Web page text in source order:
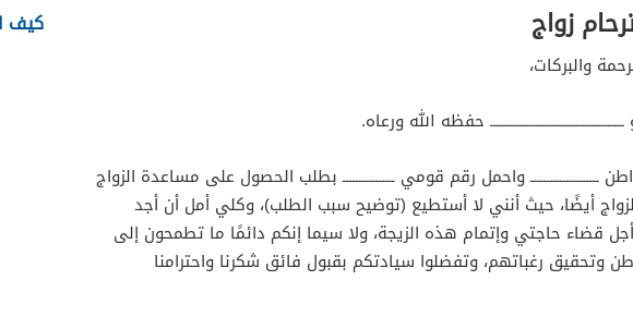
زواج
والبركات،
حفظه الله ورعاه.
واحمل رقم قومي ــــــــــــــــ بطلب الحصول على مساعدة الزواج
أيضًا، حيث أنني لا أستطيع (توضيح سبب الطلب)، وكلي أمل أن أجد
قضاء حاجتي وإتمام هذه الزيجة، ولا سيما إنكم دائمًا ما تطمحون إلى
وتحقيق رغباتهم، وتفضلوا سيادتكم بقبول فائق شكرنا واحترامنا
كيف